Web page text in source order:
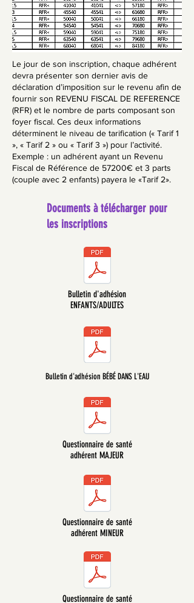
Le jour de son inscription, chaque adhérent
devra présenter son dernier avis de
déclaration d’imposition sur le revenu afin de
fournir son REVENU FISCAL DE REFERENCE
(RFR) et le nombre de parts composant son
foyer fiscal. Ces deux informations
déterminent le niveau de tarification (« Tarif 1
», « Tarif 2 » ou « Tarif 3 ») pour l’activité.
Exemple : un adhérent ayant un Revenu
Fiscal de Référence de 57200€ et 3 parts
(couple avec 2 enfants) payera le «Tarif 2».
Documents à télécharger pour
les inscriptions
Bulletin d'adhésion
ENFANTS/ADULTES
Bulletin d'adhésion BÉBÉ DANS L'EAU
Questionnaire de santé
adhérent MAJEUR
Questionnaire de santé
adhérent MINEUR
Questionnaire de santé